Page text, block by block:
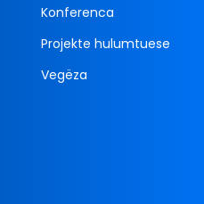
Konferenca
Projekte hulumtuese
Vegëza